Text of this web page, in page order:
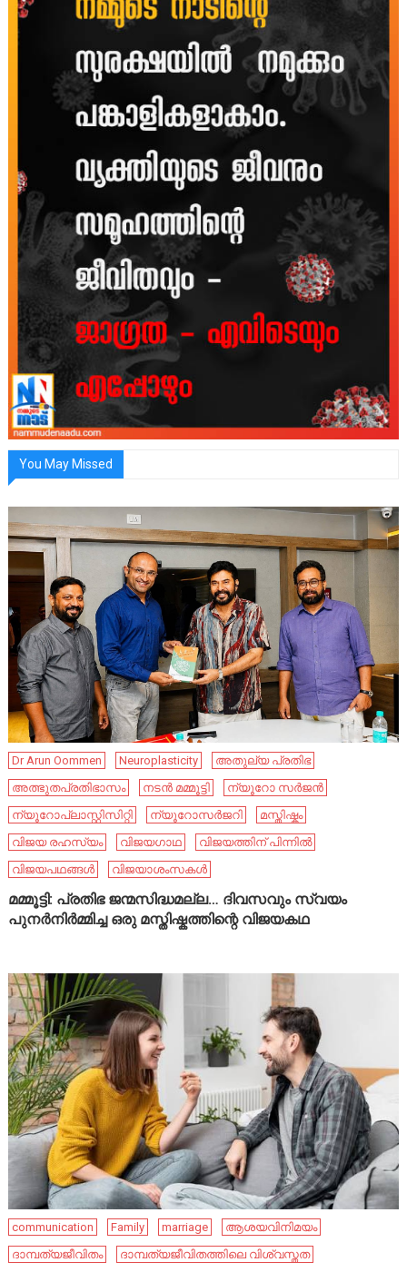
You May Missed
Dr Arun Oommen Neuroplasticity
അതുല്യ പ്രതിഭ
അത്ഭുതപ്രതിഭാസം
നടൻ മമ്മൂട്ടി
ന്യൂറോ സർജൻ
ന്യൂറോപ്ലാസ്റ്റിസിറ്റി
ന്യൂറോസർജറി
മസ്തിഷ്കം
വിജയ രഹസ്യം
വിജയഗാഥ
വിജയത്തിന് പിന്നിൽ
വിജയപഥങ്ങൾ
വിജയാശംസകൾ
മമ്മൂട്ടി: പ്രതിഭ ജന്മസിദ്ധമല്ല… ദിവസവും സ്വയം
പുനർനിർമ്മിച്ച ഒരു മസ്തിഷ്കത്തിന്റെ വിജയകഥ
communication Family marriage
ആശയവിനിമയം
ദാമ്പത്യജീവിതം
ദാമ്പത്യജീവിതത്തിലെ വിശ്വസ്തത